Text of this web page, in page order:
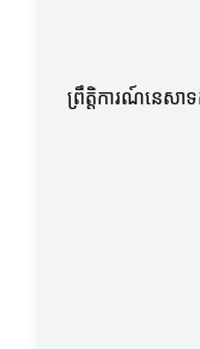
ព្រឹត្តិការណ៍នេសា